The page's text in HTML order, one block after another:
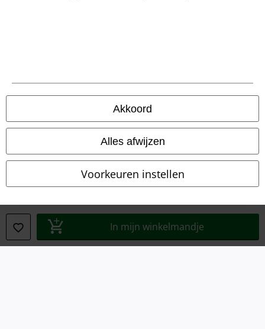
Akkoord
Alles afwijzen
Voorkeuren instellen
In mijn winkelmandje
Bedrijfsgegevens
Privacyverklaring
Verklaring van conformiteit
Informatie over toegankelijkheid
Annuleer bestelling